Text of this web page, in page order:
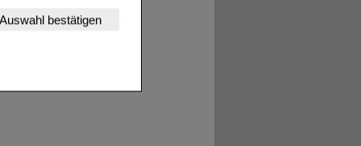
Website
werden kann.
(z.B.
Website aber
Auswahl bestätigen